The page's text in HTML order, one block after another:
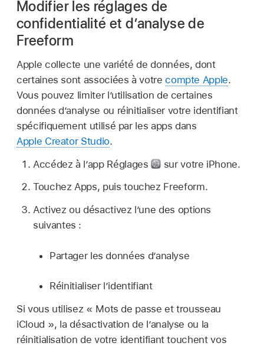
Modifier les réglages de
confidentialité et d’analyse de
Freeform
Apple collecte une variété de données, dont
certaines sont associées à votrecompte Apple.
Vous pouvez limiter l’utilisation de certaines
données d’analyse ou réinitialiser votre identifiant
spécifiquement utilisé par les apps dans
Apple Creator Studio.
Accédez à l’app Réglages
sur votre iPhone.
Touchez Apps, puis touchez Freeform.
Activez ou désactivez l’une des options
suivantes :
Partager les données d’analyse
Réinitialiser l’identifiant
Si vous utilisez « Mots de passe et trousseau
iCloud », la désactivation de l’analyse ou la
réinitialisation de votre identifiant touchent vos